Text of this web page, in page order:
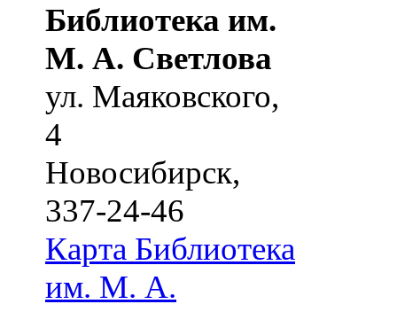
Библиотека им.
М. А. Светлова
ул. Маяковского,
4
Новосибирск,
337-24-46
Карта Библиотека
им. М. А.